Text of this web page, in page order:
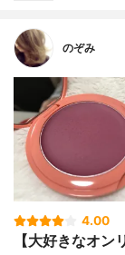
のぞみ
4.00
【大好きなオン